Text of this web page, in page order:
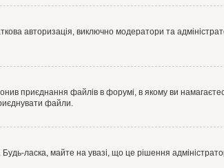
авторизація, виключно модератори та
приєднання файлів в форумі, в якому ви
файли.
ласка, майте на увазі, що це рішення